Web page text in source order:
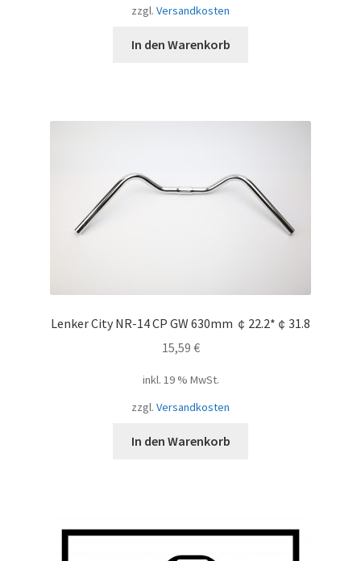
zzgl. Versandkosten
In den Warenkorb
Lenker City NR-14 CP GW 630mm ￠22.2*￠31.8
15,59 €
inkl. 19 % MwSt.
zzgl. Versandkosten
In den Warenkorb